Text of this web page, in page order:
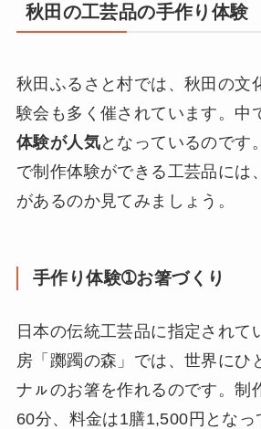
秋田の工芸品の手作り体験
秋田ふるさと村では、秋田の文
験会も多く催されています。中
体験が人気となっているのです
で制作体験ができる工芸品には
があるのか見てみましょう。
手作り体験➀お箸づくり
日本の伝統工芸品に指定されて
房「躑躅の森」では、世界にひ
ナㇽのお箸を作れるのです。制
60分、料金は1膳1,500円となっ